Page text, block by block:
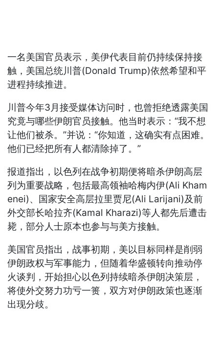
一名美国官员表示，美伊代表目前仍持续保持接
触，美国总统川普(Donald Trump)依然希望和平
进程持续推进。
川普今年3月接受媒体访问时，也曾拒绝透露美国
究竟与哪些伊朗官员接触。他当时表示：“我不想
让他们被杀。”并说：“你知道，这确实有点困难。
他们已经把所有人都清除掉了。”
报道指出，以色列在战争初期便将暗杀伊朗高层
列为重要战略，包括最高领袖哈梅内伊(Ali Kham
enei)、国家安全高层拉里贾尼(Ali Larijani)及前
外交部长哈拉齐(Kamal Kharazi)等人都先后遭击
毙，部分人士原本也参与与美方接触。
美国官员指出，战事初期，美以目标同样是削弱
伊朗政权与军事能力，但随着华盛顿转向推动停
火谈判，开始担心以色列持续暗杀伊朗决策层，
将使外交努力功亏一篑，双方对伊朗政策也逐渐
出现分歧。